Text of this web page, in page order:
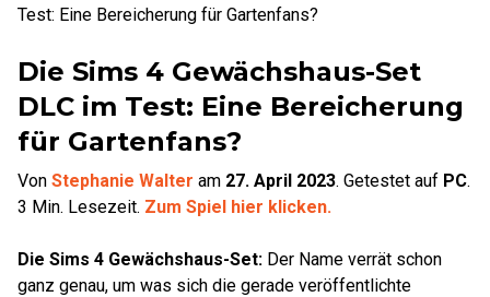
Test: Eine Bereicherung für Gartenfans?
Die Sims 4 Gewächshaus-Set
DLC im Test: Eine Bereicherung
für Gartenfans?
Von Stephanie Walter am 27. April 2023. Getestet auf PC.
3 Min. Lesezeit. Zum Spiel hier klicken.
Die Sims 4 Gewächshaus-Set: Der Name verrät schon
ganz genau, um was sich die gerade veröffentlichte